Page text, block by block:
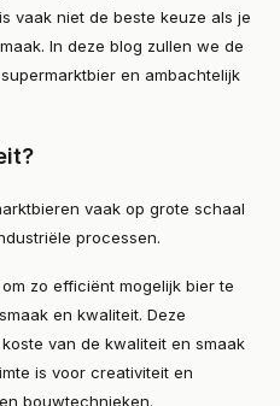
vaak niet de beste keuze als je
In deze blog zullen we de
en ambachtelijk
vaak op grote schaal
processen.
zo efficiënt mogelijk bier te
en kwaliteit. Deze
van de kwaliteit en smaak
is voor creativiteit en
bouwtechnieken.